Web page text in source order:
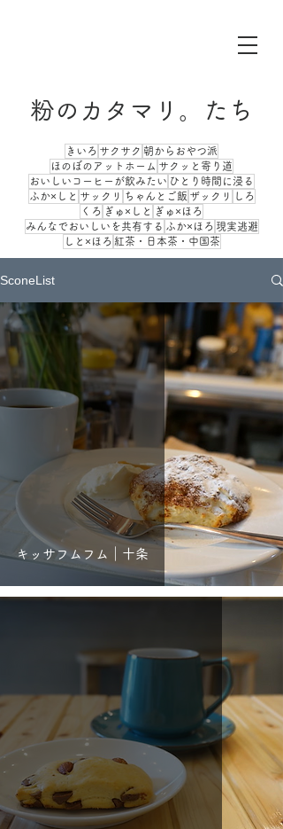
粉のカタマリ。たち
きいろ サクサク 朝からおやつ派
ほのぼのアットホーム サクッと寄り道
おいしいコーヒーが飲みたい ひとり時間に浸る
ふか×しと サックリ ちゃんとご飯 ザックリ
しろ
くろ ぎゅ×しと
ぎゅ×ほろ
みんなでおいしいを共有する ふか×ほろ 現実逃避
しと×ほろ 紅茶・日本茶・中国茶
SconeList
キッサフムフム｜十条